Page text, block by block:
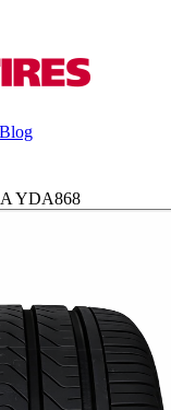
Blog
YDA868